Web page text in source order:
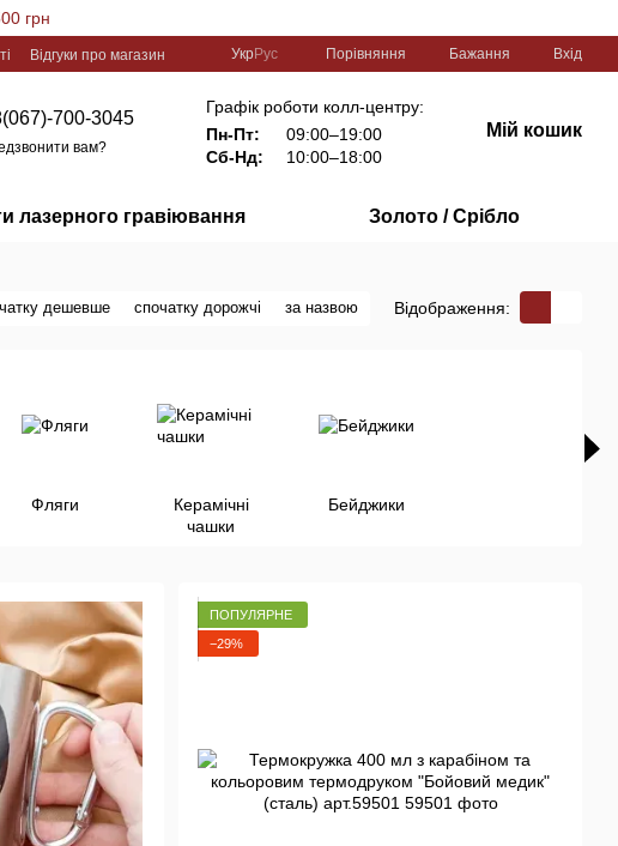
грн
Відгуки про магазин
УкрРус Порівняння Бажання Вхід
700-3045
вам?
Графік роботи колл-центру:
Пн-Пт:
09:00–19:00
Сб-Нд:
10:00–18:00
Мій кошик
лазерного гравіювання Золото / Срібло
дешевше спочатку дорожчі за назвою Відображення:
Фляги
Керамічні
чашки
Бейджики
ПОПУЛЯРНЕ
−29%